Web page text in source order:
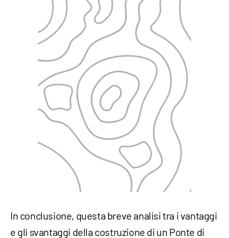
In conclusione, questa breve analisi tra i vantaggi
e gli svantaggi della costruzione di un Ponte di